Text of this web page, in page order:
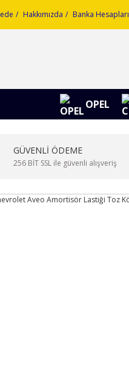
Hakkımızda Banka Hesapları
OPEL
GÜVENLİ ÖDEME
256 BİT SSL ile güvenli alışveriş